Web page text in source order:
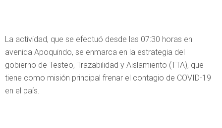
La actividad, que se efectuó desde las 07:30 horas en
avenida Apoquindo, se enmarca en la estrategia del
gobierno de Testeo, Trazabilidad y Aislamiento (TTA), que
tiene como misión principal frenar el contagio de COVID-19
en el país.